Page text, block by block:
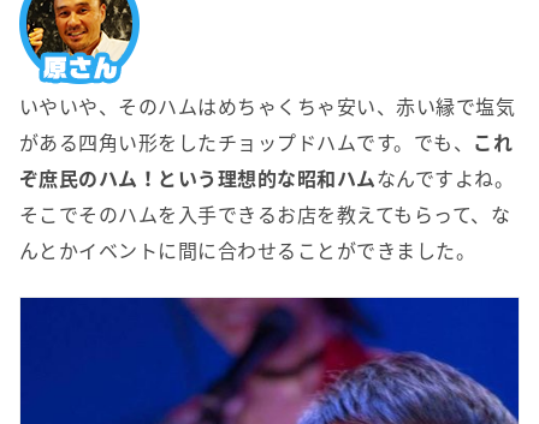
いやいや、そのハムはめちゃくちゃ安い、赤い縁で塩気
がある四角い形をしたチョップドハムです。でも、 これ
ぞ庶民のハム！という理想的な昭和ハムなんですよね。
そこでそのハムを入手できるお店を教えてもらって、な
んとかイベントに間に合わせることができました。